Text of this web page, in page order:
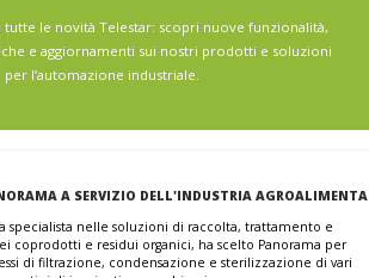
tutte le novità Telestar: scopri nuove funzionalità,
e aggiornamenti sui nostri prodotti e soluzioni
per l’automazione industriale.
A SERVIZIO DELL'INDUSTRIA
specialista nelle soluzioni di raccolta, trattamento e
coprodotti e residui organici, ha scelto Panorama per
di filtrazione, condensazione e sterilizzazione di vari